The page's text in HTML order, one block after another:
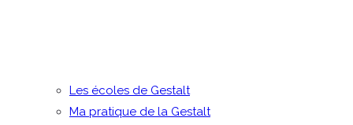
Les écoles de Gestalt
Ma pratique de la Gestalt